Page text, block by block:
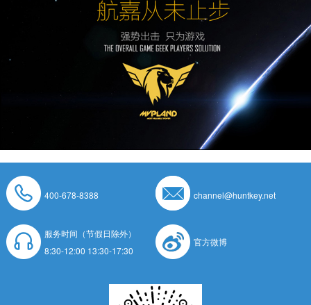
400-678-8388 channel@huntkey.net
服务时间（节假日除外）
8:30-12:00 13:30-17:30
官方微博